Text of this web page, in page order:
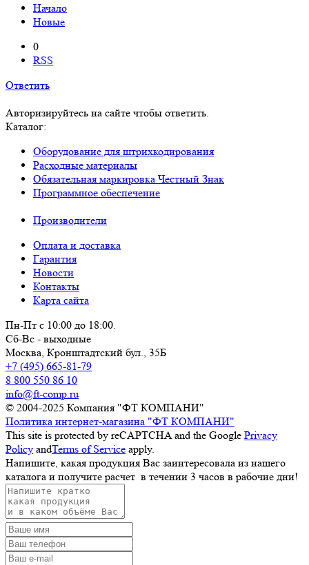
Начало
Новые
0
RSS
Ответить
Авторизируйтесь на сайте чтобы ответить.
Каталог:
Оборудование для штрихкодирования
Расходные материалы
Обязательная маркировка Честный Знак
Программное обеспечение
Производители
Оплата и доставка
Гарантия
Новости
Контакты
Карта сайта
Пн-Пт с 10:00 до 18:00.
Сб-Вс - выходные
Москва, Кронштадтский бул., 35Б
+7 (495) 665-81-79
8 800 550 86 10
info@ft-comp.ru
© 2004-2025 Компания "ФТ КОМПАНИ"
Политика интернет-магазина "ФТ КОМПАНИ"
This site is protected by reCAPTCHA and the Google Privacy
Policy andTerms of Service apply.
Напишите, какая продукция Вас заинтересовала из нашего
каталога и получите расчет в течении 3 часов в рабочие дни!